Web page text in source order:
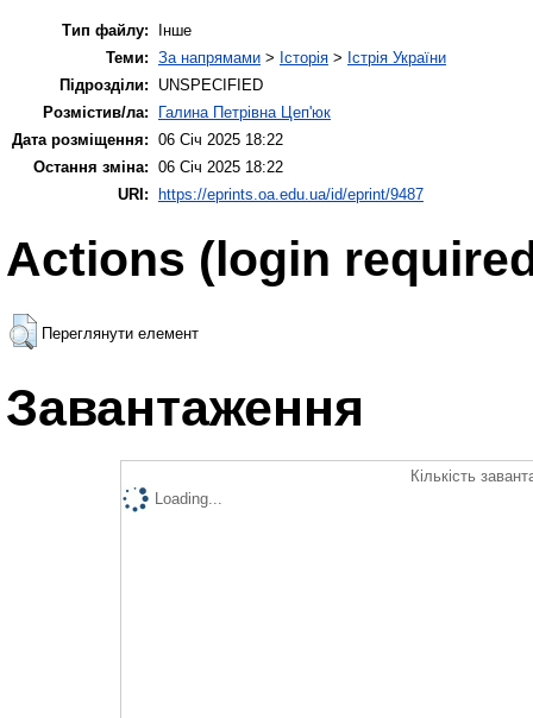
Тип файлу:
Інше
Теми: За напрямами > Історія > Істрія України
Підрозділи:
UNSPECIFIED
Розмістив/ла:
Галина Петрівна Цеп'юк
Дата розміщення: 06 Січ 2025 18:22
Остання зміна: 06 Січ 2025 18:22
URI: https://eprints.oa.edu.ua/id/eprint/9487
Actions (login
Переглянути елемент
Завантаження
Кількість
Loading...